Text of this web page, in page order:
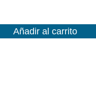
Añadir al carrito